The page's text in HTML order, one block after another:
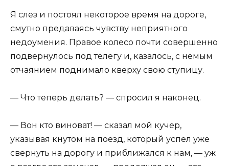
Я слез и постоял некоторое время на дороге,
смутно предаваясь чувству неприятного
недоумения. Правое колесо почти совершенно
подвернулось под телегу и, казалось, с немым
отчаянием поднимало кверху свою ступицу.
— Что теперь делать? — спросил я наконец.
— Вон кто виноват! — сказал мой кучер,
указывая кнутом на поезд, который успел уже
свернуть на дорогу и приближался к нам, — уж